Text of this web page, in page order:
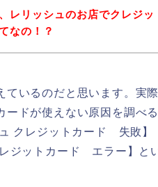
レリッシュのお店でクレジ
なの！？
ているのだと思います。実
ードが使えない原因を調べ
ュ クレジットカード 失敗
ジットカード エラー】と